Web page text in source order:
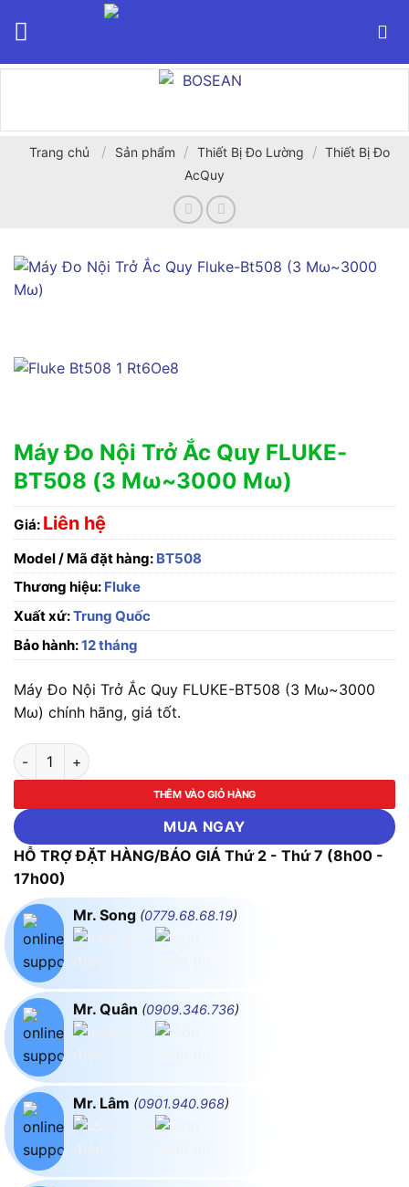
Trang chủ / Sản phẩm / Thiết Bị Đo Lường / Thiết Bị Đo
AcQuy
Máy Đo Nội Trở Ắc Quy FLUKE-
BT508 (3 Mω~3000 Mω)
Giá: Liên hệ
Model / Mã đặt hàng: BT508
Thương hiệu: Fluke
Xuất xứ:Trung Quốc
Bảo hành:12 tháng
Máy Đo Nội Trở Ắc Quy FLUKE-BT508 (3 Mω~3000
Mω) chính hãng, giá tốt.
Máy Đo Nội Trở Ắc Quy FLUKE-BT508 (3 Mω~3000 Mω) số
THÊM VÀO GIỎ HÀNG
MUA NGAY
HỖ TRỢ ĐẶT HÀNG/BÁO GIÁ Thứ 2 - Thứ 7 (8h00 -
17h00)
Mr. Song (0779.68.68.19)
Mr. Quân (0909.346.736)
Mr. Lâm (0901.940.968)